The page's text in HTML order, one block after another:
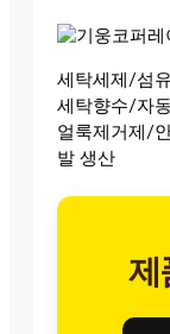
세탁세제/섬
세탁향수/자
얼룩제거제/
발 생산
제